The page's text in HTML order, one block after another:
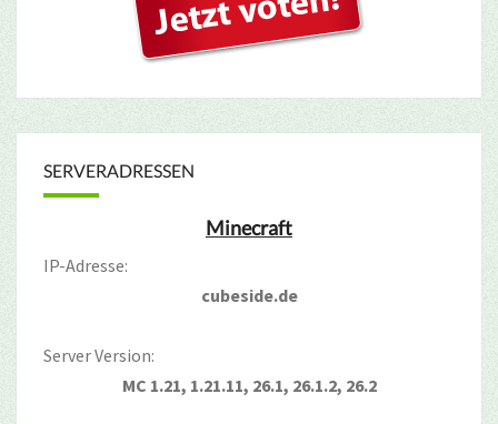
SERVERADRESSEN
Minecraft
IP-Adresse:
cubeside.de
Server Version:
MC 1.21, 1.21.11, 26.1, 26.1.2, 26.2